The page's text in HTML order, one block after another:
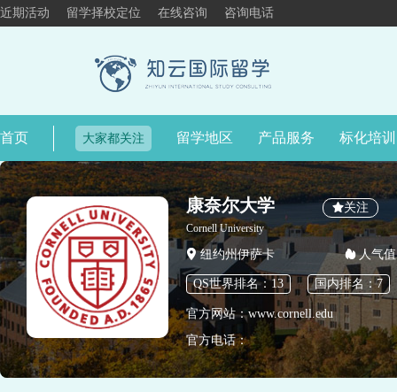
近期活动 留学择校定位 在线咨询 咨询电话
首页 大家都关注 留学地区 产品服务 标化培训
康奈尔大学 关注
Cornell University
纽约州伊萨卡 人气
QS世界排名：13 国内排名：7
官方网站：www.cornell.edu
官方电话：